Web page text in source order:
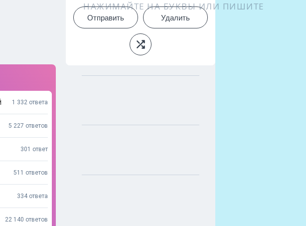
1 332 ответа
5 227 ответов
301 ответ
511 ответов
334 ответа
22 140 ответов
НАЖИМАЙТЕ НА БУКВЫ ИЛИ ПИШИТЕ
Отправить Удалить